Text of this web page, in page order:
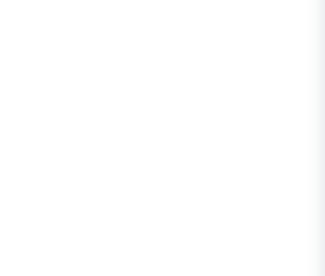
i Rømøs sommerhuse